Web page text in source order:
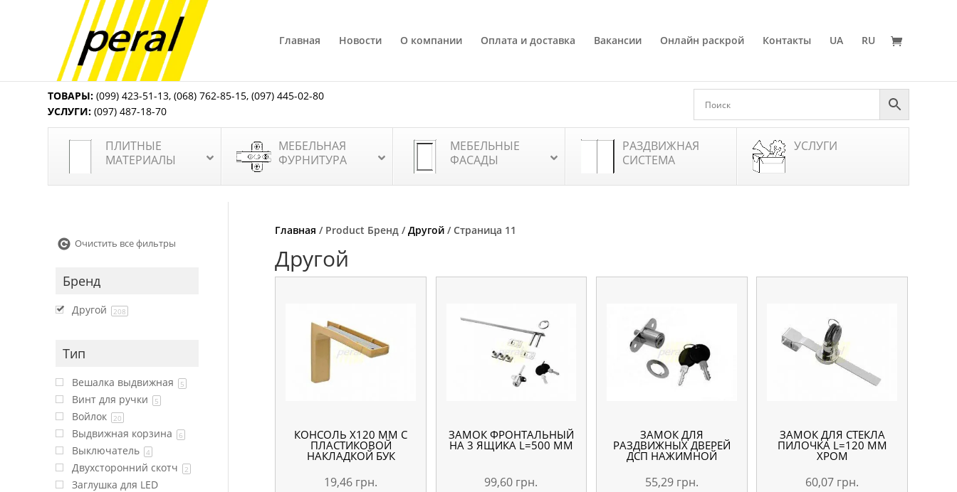
Главная Новости О компании Оплата и доставка Вакансии Онлайн раскрой Контакты UA RU
ТОВАРЫ: (099) 423-51-13,(068) 762-85-15,(097) 445-02-80
УСЛУГИ: (097) 487-18-70
ПЛИТНЫЕ
МАТЕРИАЛЫ
МЕБЕЛЬНАЯ
ФУРНИТУРА
МЕБЕЛЬНЫЕ
ФАСАДЫ
РАЗДВИЖНАЯ
СИСТЕМА
УСЛУГИ
Главная / Product Бренд /Другой / Страница 11
Другой
КОНСОЛЬ Х120 ММ С
ПЛАСТИКОВОЙ
НАКЛАДКОЙ БУК
19,46 грн.
ЗАМОК ФРОНТАЛЬНЫЙ
НА 3 ЯЩИКА L=500 ММ
99,60 грн.
ЗАМОК ДЛЯ
РАЗДВИЖНЫХ ДВЕРЕЙ
ДСП НАЖИМНОЙ
55,29 грн.
ЗАМОК ДЛЯ СТЕКЛА
ПИЛОЧКА L=120 ММ
ХРОМ
60,07 грн.
Очистить все фильтры
Бренд
Другой 208
Тип
Вешалка выдвижная 5
Винт для ручки 5
Войлок 20
Выдвижная корзина 6
Выключатель 4
Двухсторонний скотч 2
Заглушка для LED